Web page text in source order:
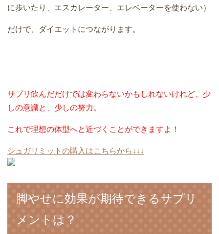
に歩いたり、エスカレーター、エレベーターを使わない）
だけで、ダイエットにつながります。
サプリ飲んだだけでは変わらないかもしれないけれど、少
しの意識と、少しの努力。
これで理想の体型へと近づくことができますよ！
シュガリミットの購入はこちらから↓↓↓
脚やせに効果が期待できるサプリ
メントは？